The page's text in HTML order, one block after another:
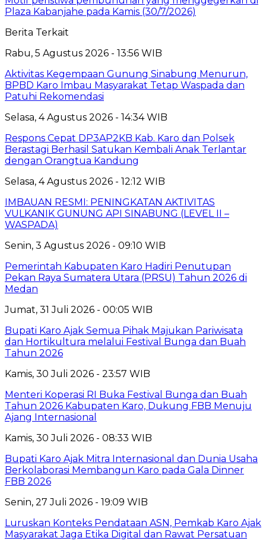
Plaza Kabanjahe pada Kamis (30/7/2026)
Berita Terkait
Rabu, 5 Agustus 2026 - 13:56 WIB
Aktivitas Kegempaan Gunung Sinabung Menurun,
BPBD Karo Imbau Masyarakat Tetap Waspada dan
Patuhi Rekomendasi
Selasa, 4 Agustus 2026 - 14:34 WIB
Respons Cepat DP3AP2KB Kab. Karo dan Polsek
Berastagi Berhasil Satukan Kembali Anak Terlantar
dengan Orangtua Kandung
Selasa, 4 Agustus 2026 - 12:12 WIB
IMBAUAN RESMI: PENINGKATAN AKTIVITAS
VULKANIK GUNUNG API SINABUNG (LEVEL II –
WASPADA)
Senin, 3 Agustus 2026 - 09:10 WIB
Pemerintah Kabupaten Karo Hadiri Penutupan
Pekan Raya Sumatera Utara (PRSU) Tahun 2026 di
Medan
Jumat, 31 Juli 2026 - 00:05 WIB
Bupati Karo Ajak Semua Pihak Majukan Pariwisata
dan Hortikultura melalui Festival Bunga dan Buah
Tahun 2026
Kamis, 30 Juli 2026 - 23:57 WIB
Menteri Koperasi RI Buka Festival Bunga dan Buah
Tahun 2026 Kabupaten Karo, Dukung FBB Menuju
Ajang Internasional
Kamis, 30 Juli 2026 - 08:33 WIB
Bupati Karo Ajak Mitra Internasional dan Dunia Usaha
Berkolaborasi Membangun Karo pada Gala Dinner
FBB 2026
Senin, 27 Juli 2026 - 19:09 WIB
Luruskan Konteks Pendataan ASN, Pemkab Karo Ajak
Masyarakat Jaga Etika Digital dan Rawat Persatuan